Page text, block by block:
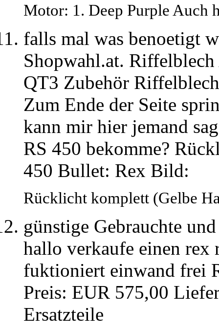
Motor: 1. Deep Purple Auch
falls mal was benoetigt
Shopwahl.at.
QT3 Zubehör
Zum Ende der Seite
kann mir hier jemand
RS 450 bekomme?
450 Bullet: Rex Bild:
Rücklicht komplett (Gelbe
günstige Gebrauchte
hallo verkaufe einen rex
fuktioniert einwand frei
Preis: EUR 575,00
Ersatzteile